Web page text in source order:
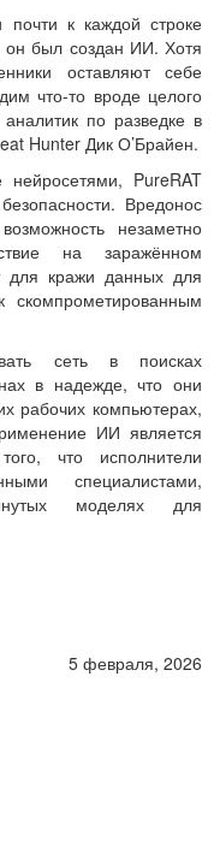
к каждой строке
он был создан ИИ. Хотя
оставляют себе
что-то вроде целого
по разведке в
Hunter Дик О’Брайен.
PureRAT
Вредонос
незаметно
на заражённом
для кражи данных для
сеть в поисках
в надежде, что они
рабочих компьютерах,
ИИ является
что исполнители
специалистами,
моделях для
5 февраля, 2026